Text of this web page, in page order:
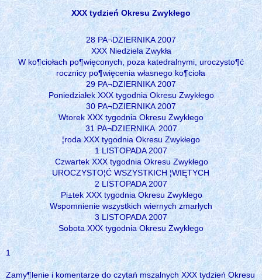
XXX tydzień Okresu Zwykłego
28 PA¬DZIERNIKA 2007
XXX Niedziela Zwykła
W ko¶ciołach po¶więconych, poza katedralnymi, uroczysto¶ć
rocznicy po¶więcenia własnego ko¶cioła
29 PA¬DZIERNIKA 2007
Poniedziałek XXX tygodnia Okresu Zwykłego
30 PA¬DZIERNIKA 2007
Wtorek XXX tygodnia Okresu Zwykłego
31 PA¬DZIERNIKA 2007
¦roda XXX tygodnia Okresu Zwykłego
1 LISTOPADA 2007
Czwartek XXX tygodnia Okresu Zwykłego
UROCZYSTO¦Ć WSZYSTKICH ¦WIĘTYCH
2 LISTOPADA 2007
Pi±tek XXX tygodnia Okresu Zwykłego
Wspomnienie wszystkich wiernych zmarłych
3 LISTOPADA 2007
Sobota XXX tygodnia Okresu Zwykłego
1
Zamy¶lenie i komentarze do czytań mszalnych XXX tydzień Okresu